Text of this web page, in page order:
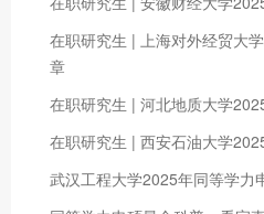
在职研究生 | 上海对外经贸大
章
在职研究生 | 河北地质大学
在职研究生 | 西安石油大学
武汉工程大学2025年同等学力